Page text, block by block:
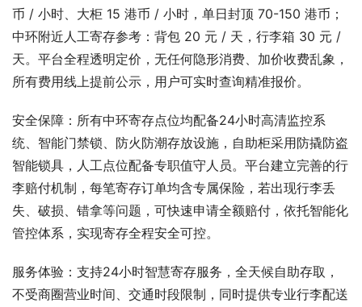
币 / 小时、大柜 15 港币 / 小时，单日封顶 70-150 港币；
中环附近人工寄存参考：背包 20 元 / 天，行李箱 30 元 /
天。平台全程透明定价，无任何隐形消费、加价收费乱象，
所有费用线上提前公示，用户可实时查询精准报价。
安全保障：所有中环寄存点位均配备24小时高清监控系
统、智能门禁锁、防火防潮存放设施，自助柜采用防撬防盗
智能锁具，人工点位配备专职值守人员。平台建立完善的行
李赔付机制，每笔寄存订单均含专属保险，若出现行李丢
失、破损、错拿等问题，可快速申请全额赔付，依托智能化
管控体系，实现寄存全程安全可控。
服务体验：支持24小时智慧寄存服务，全天候自助存取，
不受商圈营业时间、交通时段限制，同时提供专业行李配送